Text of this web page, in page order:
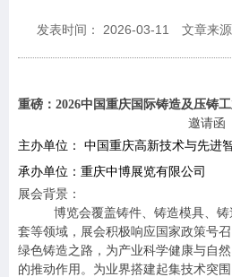
发表时间： 2026-03-11 文章来
重磅：2026中国重庆国际铸造及压铸
邀请函
主办单位：
中国重庆高新技术与先进
承办单位：重庆中博展览有限公司
展会背景：
博览会覆盖铸件、铸造模具、
套等领域，展会积极响应国家政策号
绿色铸造之路，为产业科学健康与自
的推动作用。为业界搭建起集技术突